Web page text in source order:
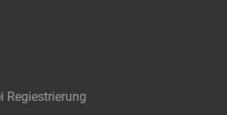
Regiestrierung